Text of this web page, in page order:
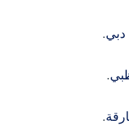
دبي.
.
.